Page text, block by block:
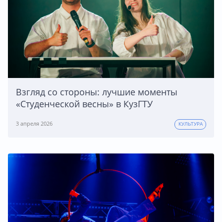
Взгляд со стороны: лучшие моменты
«Студенческой весны» в КузГТУ
3 апреля 2026 КУЛЬТУРА